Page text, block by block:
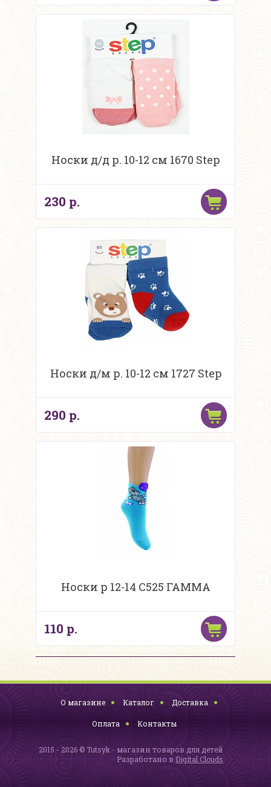
Носки д/д р. 10-12 см 1670 Step
230 р.
Носки д/м р. 10-12 см 1727 Step
290 р.
Носки р 12-14 С525 ГАММА
110 р.
О магазине Каталог Доставка
Оплата Контакты
2015 - 2026 © Tutsyk - магазин товаров для детей
Разработано в Digital Clouds